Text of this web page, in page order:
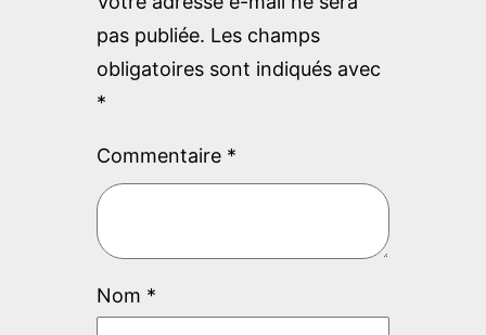
pas publiée. Les champs
obligatoires sont indiqués avec
*
Commentaire *
Nom *